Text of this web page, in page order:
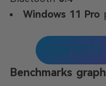
Windows 11 Pro
Voir
Benchmarks